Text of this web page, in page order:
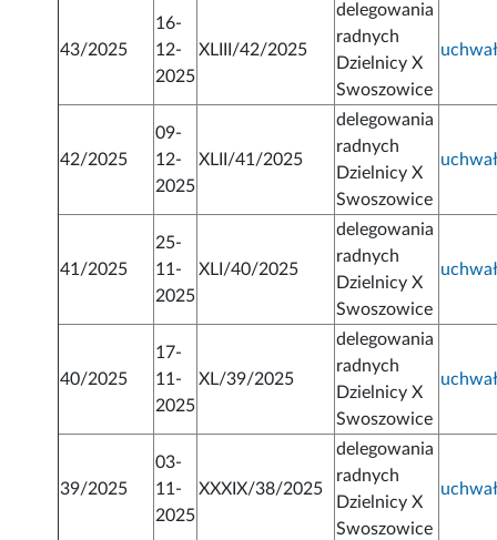
43/2025
16-
12-
2025
XLIII/42/2025
delegowania
radnych
Dzielnicy X
Swoszowice
42/2025
09-
12-
2025
XLII/41/2025
delegowania
radnych
Dzielnicy X
Swoszowice
41/2025
25-
11-
2025
XLI/40/2025
delegowania
radnych
Dzielnicy X
Swoszowice
40/2025
17-
11-
2025
XL/39/2025
delegowania
radnych
Dzielnicy X
Swoszowice
39/2025
03-
11-
2025
XXXIX/38/2025
delegowania
radnych
Dzielnicy X
Swoszowice